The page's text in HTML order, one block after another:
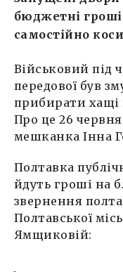
бюджетні
самостійно
Військовий під
передової був
прибирати хащі
Про це 26
мешканка Інна
Полтавка
йдуть гроші на
звернення
Полтавської
Ямщиковій: